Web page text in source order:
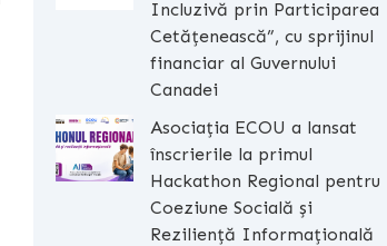
Incluzivă prin Participarea
Cetățenească”, cu sprijinul
financiar al Guvernului
Canadei
Asociația ECOU a lansat
înscrierile la primul
Hackathon Regional pentru
Coeziune Socială și
Reziliență Informațională